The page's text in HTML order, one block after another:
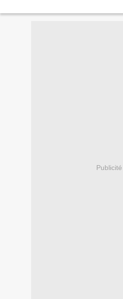
Publicité